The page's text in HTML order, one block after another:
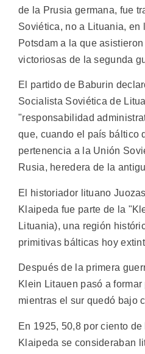
de la Prusia germana, fue
Soviética, no a Lituania, en
Potsdam a la que
victoriosas de la segunda
El partido de Baburin
Socialista Soviética de
"responsabilidad
que, cuando el país báltico
pertenencia a la Unión
Rusia, heredera de la
El historiador lituano
Klaipeda fue parte de la
Lituania), una región
primitivas bálticas hoy
Después de la primera
Klein Litauen pasó a
mientras el sur quedó bajo
En 1925, 50,8 por ciento
Klaipeda se consideraban